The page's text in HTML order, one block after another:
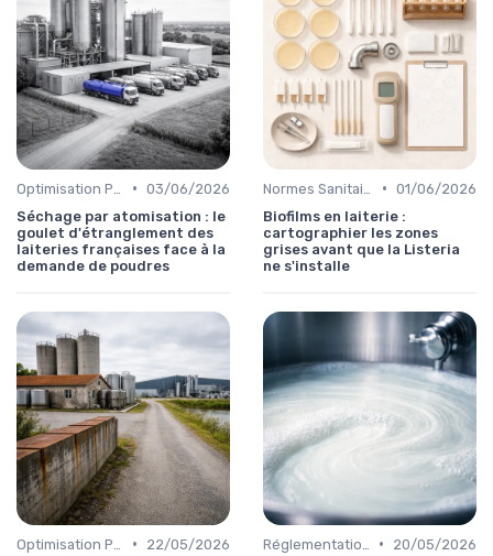
• 03/06/2026
Séchage par atomisation : le
goulet d'étranglement des
laiteries françaises face à la
demande de poudres
• 01/06/2026
Biofilms en laiterie :
cartographier les zones
grises avant que la Listeria
ne s'installe
•
22/05/2026
•
20/05/2026